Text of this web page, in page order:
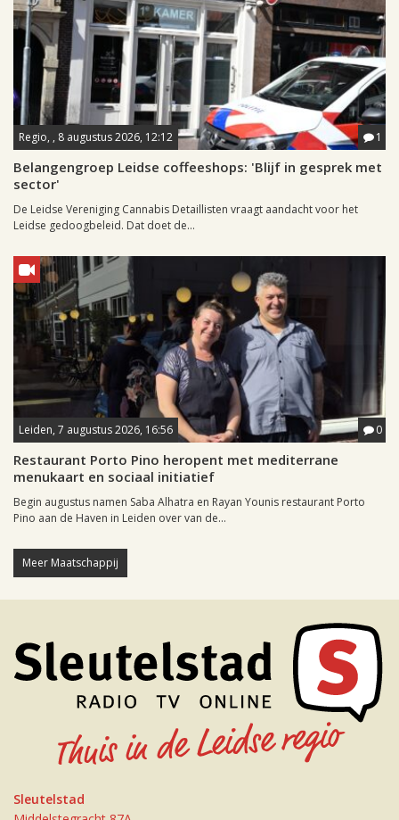
Regio, , 8 augustus 2026, 12:12 1
Belangengroep Leidse coffeeshops: 'Blijf in gesprek met
sector'
De Leidse Vereniging Cannabis Detaillisten vraagt aandacht voor het
Leidse gedoogbeleid. Dat doet de...
Leiden, 7 augustus 2026, 16:56 0
Restaurant Porto Pino heropent met mediterrane
menukaart en sociaal initiatief
Begin augustus namen Saba Alhatra en Rayan Younis restaurant Porto
Pino aan de Haven in Leiden over van de...
Meer Maatschappij
Sleutelstad